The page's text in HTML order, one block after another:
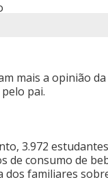
mais a opinião
pai.
3.972
de consumo de
dos familiares